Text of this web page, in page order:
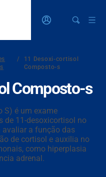
/
11 Desoxi-cortisol
Composto-s
Composto-s
S) é um exame
de 11-desoxicortisol no
avaliar a função das
de cortisol e auxilia no
como hiperplasia
adrenal.